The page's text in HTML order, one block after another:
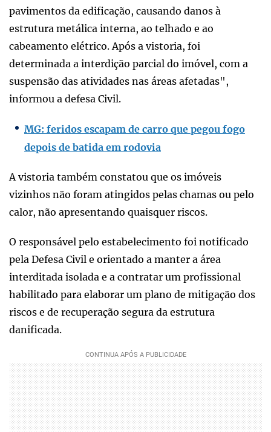
pavimentos da edificação, causando danos à
estrutura metálica interna, ao telhado e ao
cabeamento elétrico. Após a vistoria, foi
determinada a interdição parcial do imóvel, com a
suspensão das atividades nas áreas afetadas",
informou a defesa Civil.
MG: feridos escapam de carro que pegou fogo
depois de batida em rodovia
A vistoria também constatou que os imóveis
vizinhos não foram atingidos pelas chamas ou pelo
calor, não apresentando quaisquer riscos.
O responsável pelo estabelecimento foi notificado
pela Defesa Civil e orientado a manter a área
interditada isolada e a contratar um profissional
habilitado para elaborar um plano de mitigação dos
riscos e de recuperação segura da estrutura
danificada.